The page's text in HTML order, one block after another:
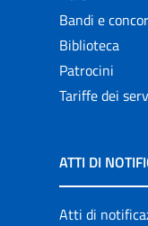
Bandi e
Biblioteca
Patrocini
Tariffe dei
ATTI DI
Atti di